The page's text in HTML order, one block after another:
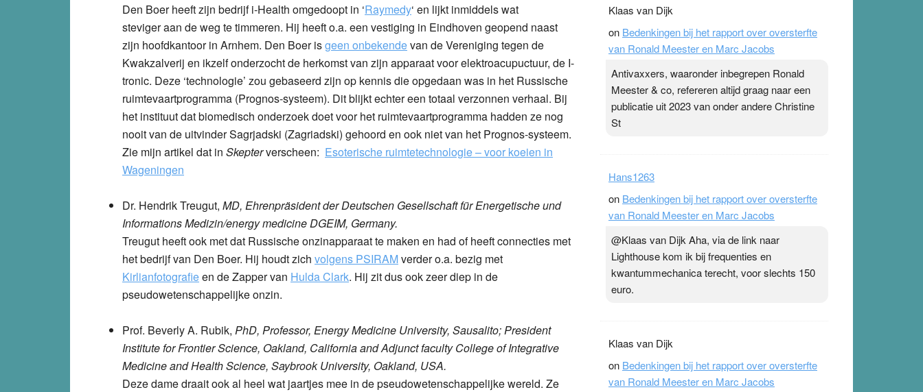
Den Boer heeft zijn bedrijf i-Health omgedoopt in ‘Raymedy‘ en lijkt inmiddels wat
steviger aan de weg te timmeren. Hij heeft o.a. een vestiging in Eindhoven geopend naast
zijn hoofdkantoor in Arnhem. Den Boer isgeen onbekendevan de Vereniging tegen de
Kwakzalverij en ikzelf onderzocht de herkomst van zijn apparaat voor elektroacupuctuur, de I-
tronic. Deze ‘technologie’ zou gebaseerd zijn op kennis die opgedaan was in het Russische
ruimtevaartprogramma (Prognos-systeem). Dit blijkt echter een totaal verzonnen verhaal. Bij
het instituut dat biomedisch onderzoek doet voor het ruimtevaartprogramma hadden ze nog
nooit van de uitvinder Sagrjadski (Zagriadski) gehoord en ook niet van het Prognos-systeem.
Zie mijn artikel dat in Skepterverscheen: Esoterische ruimtetechnologie – voor koeien in
Wageningen
Dr. Hendrik Treugut, MD, Ehrenpräsident der Deutschen Gesellschaft für Energetische und
Informations Medizin/energy medicine DGEIM, Germany.
Treugut heeft ook met dat Russische onzinapparaat te maken en had of heeft connecties met
het bedrijf van Den Boer. Hij houdt zich volgens PSIRAMverder o.a. bezig met
Kirlianfotografieen de Zapper van Hulda Clark. Hij zit dus ook zeer diep in de
pseudowetenschappelijke onzin.
Prof. Beverly A. Rubik, PhD, Professor, Energy Medicine University, Sausalito; President
Institute for Frontier Science, Oakland, California and Adjunct faculty College of Integrative
Medicine and Health Science, Saybrook University, Oakland, USA.
Deze dame draait ook al heel wat jaartjes mee in de pseudowetenschappelijke wereld. Ze
Klaas van Dijk
on Bedenkingen bij het rapport over oversterfte
van Ronald Meester en Marc Jacobs
Antivaxxers, waaronder inbegrepen Ronald
Meester & co, refereren altijd graag naar een
publicatie uit 2023 van onder andere Christine
St
Hans1263
on Bedenkingen bij het rapport over oversterfte
van Ronald Meester en Marc Jacobs
@Klaas van Dijk Aha, via de link naar
Lighthouse kom ik bij frequenties en
kwantummechanica terecht, voor slechts 150
euro.
Klaas van Dijk
on Bedenkingen bij het rapport over oversterfte
van Ronald Meester en Marc Jacobs